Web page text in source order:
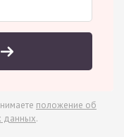
положение об
данных.